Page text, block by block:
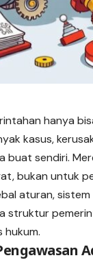
hanya
kasus,
buat sendiri.
bukan untuk
aturan,
struktur
hukum.